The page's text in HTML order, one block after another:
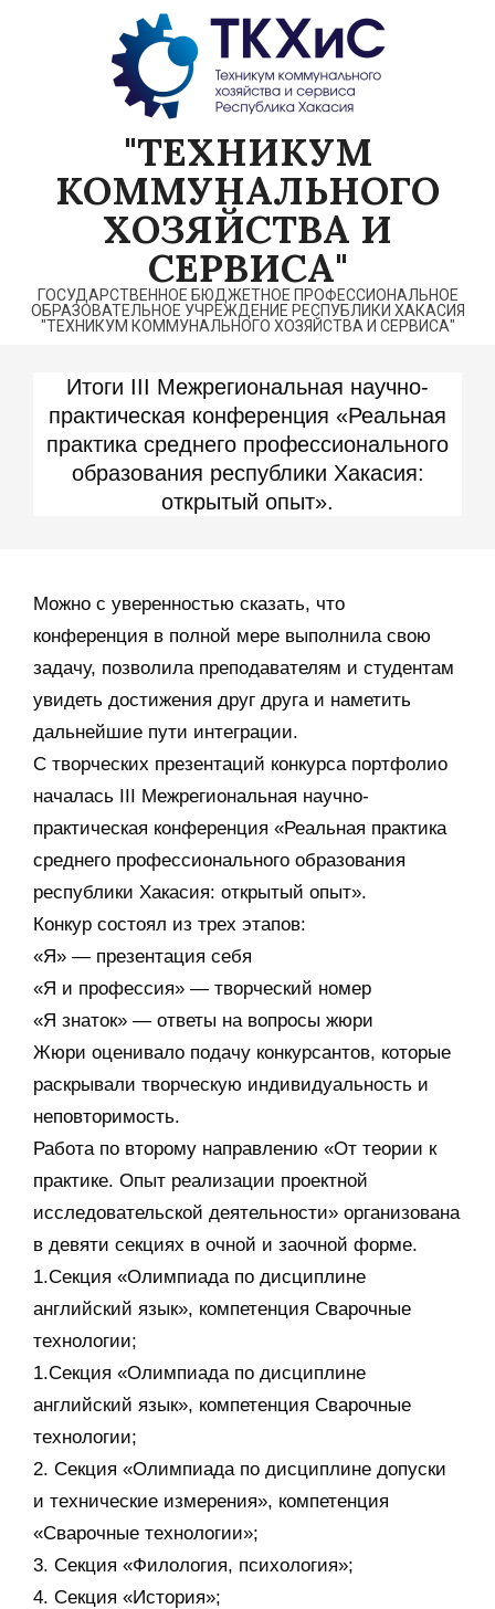
"ТЕХНИКУМ
КОММУНАЛЬНОГО
ХОЗЯЙСТВА И
СЕРВИСА"
ГОСУДАРСТВЕННОЕ БЮДЖЕТНОЕ ПРОФЕССИОНАЛЬНОЕ
ОБРАЗОВАТЕЛЬНОЕ УЧРЕЖДЕНИЕ РЕСПУБЛИКИ ХАКАСИЯ
"ТЕХНИКУМ КОММУНАЛЬНОГО ХОЗЯЙСТВА И СЕРВИСА"
Итоги III Межрегиональная научно-
практическая конференция «Реальная
практика среднего профессионального
образования республики Хакасия:
открытый опыт».
Можно с уверенностью сказать, что
конференция в полной мере выполнила свою
задачу, позволила преподавателям и студентам
увидеть достижения друг друга и наметить
дальнейшие пути интеграции.
С творческих презентаций конкурса портфолио
началась III Межрегиональная научно-
практическая конференция «Реальная практика
среднего профессионального образования
республики Хакасия: открытый опыт».
Конкур состоял из трех этапов:
«Я» — презентация себя
«Я и профессия» — творческий номер
«Я знаток» — ответы на вопросы жюри
Жюри оценивало подачу конкурсантов, которые
раскрывали творческую индивидуальность и
неповторимость.
Работа по второму направлению «От теории к
практике. Опыт реализации проектной
исследовательской деятельности» организована
в девяти секциях в очной и заочной форме.
1.Секция «Олимпиада по дисциплине
английский язык», компетенция Сварочные
технологии;
1.Секция «Олимпиада по дисциплине
английский язык», компетенция Сварочные
технологии;
2. Секция «Олимпиада по дисциплине допуски
и технические измерения», компетенция
«Сварочные технологии»;
3. Секция «Филология, психология»;
4. Секция «История»;